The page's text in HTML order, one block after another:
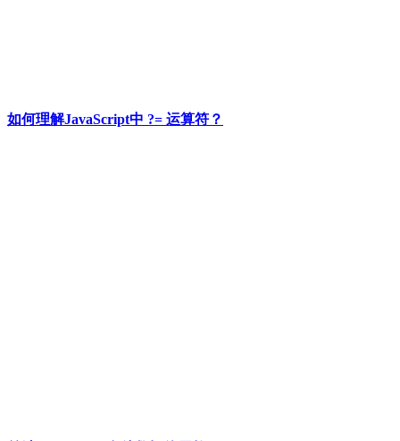
如何理解JavaScript中 ?= 运算符？